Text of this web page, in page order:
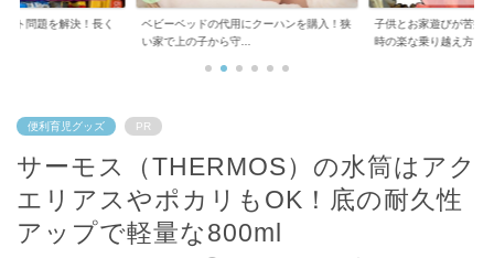
にクーハンを購入！狭
子供とお家遊びが苦痛！ツラい！しんどい
時の楽な乗り越え方
ステラボーテ美肌モー
い？悪い口コミばかり...
便利育児グッズ PR
サーモス（THERMOS）の水筒はアク
エリアスやポカリもOK！底の耐久性
アップで軽量な800ml